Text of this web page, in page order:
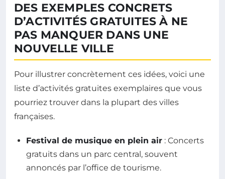
DES EXEMPLES CONCRETS
D’ACTIVITÉS GRATUITES À NE
PAS MANQUER DANS UNE
NOUVELLE VILLE
Pour illustrer concrètement ces idées, voici une
liste d’activités gratuites exemplaires que vous
pourriez trouver dans la plupart des villes
françaises.
Festival de musique en plein air : Concerts
gratuits dans un parc central, souvent
annoncés par l’office de tourisme.